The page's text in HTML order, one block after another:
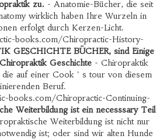
zu. - Anatomie-Bücher, die seit
wirklich haben Ihre Wurzeln in
erfolgt durch Kerzen-Licht.
books.com/Chiropractic-History-
GESCHICHTE BÜCHER, sind Einige
Geschichte- Chiropraktik
die auf einer Cook ' s tour von diesem
Beruf.
books.com/Chiropractic-Continuing-
Weiterbildung ist ein necesssary Teil
Weiterbildung ist nicht nur
ist; oder sind wir alten Hunde